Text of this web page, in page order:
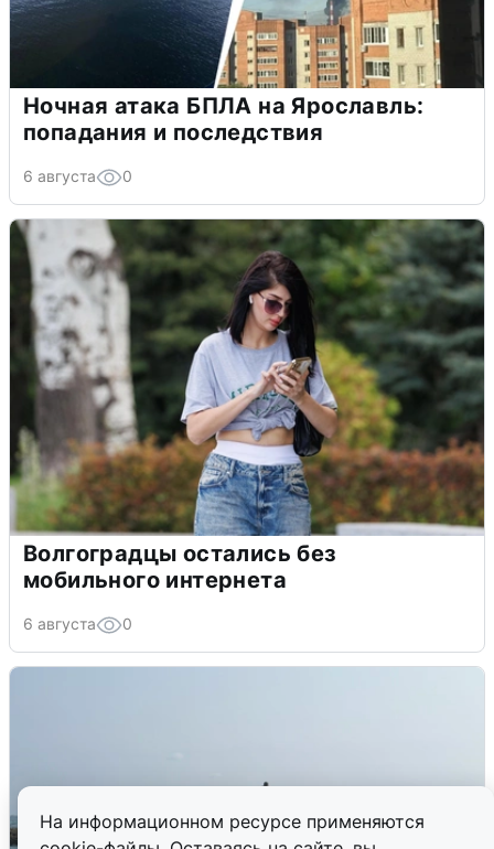
На информационном ресурсе применяются
Ночная атака БПЛА на Ярославль:
попадания и последствия
6 августа 0
Волгоградцы остались без
мобильного интернета
6 августа 0